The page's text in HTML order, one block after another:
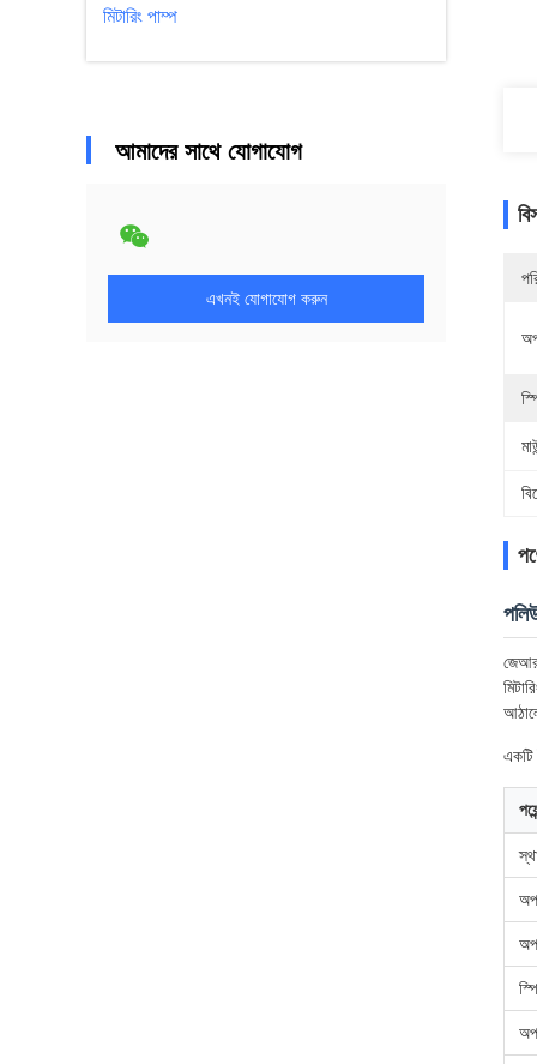
মিটারিং পাম্প
আমাদের সাথে যোগাযোগ
এখনই যোগাযোগ করুন
একটি